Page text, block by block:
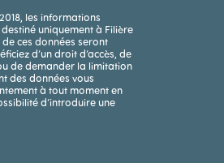
les informations
uniquement à Filière
ces données seront
d’un droit d’accès, de
de demander la limitation
des données vous
à tout moment en
d’introduire une